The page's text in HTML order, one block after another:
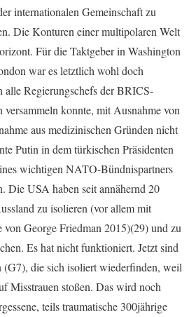
internationalen Gemeinschaft zu
Die Konturen einer multipolaren Welt
Für die Taktgeber in Washington
war es letztlich wohl doch
alle Regierungschefs der BRICS-
konnte, mit Ausnahme von
aus medizinischen Gründen nicht
Putin in dem türkischen Präsidenten
wichtigen NATO-Bündnispartners
Die USA haben seit annähernd 20
zu isolieren (vor allem mit
George Friedman 2015)(29) und zu
Es hat nicht funktioniert. Jetzt sind
(G7), die sich isoliert wiederfinden, weil
Misstrauen stoßen. Das wird noch
teils traumatische 300jährige